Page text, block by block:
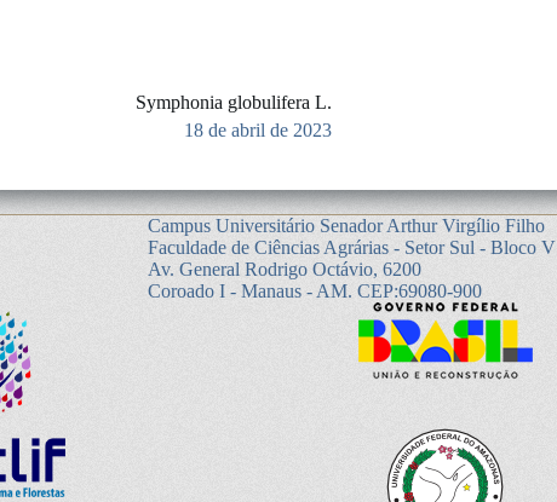
Symphonia globulifera L.
18 de abril de 2023
Campus Universitário Senador Arthur Virgílio Filho
Faculdade de Ciências Agrárias - Setor Sul - Bloco V
Av. General Rodrigo Octávio, 6200
Coroado I - Manaus - AM. CEP:69080-900